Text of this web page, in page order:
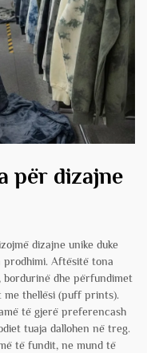
për dizajne
dizajne unike duke
Aftësitë tona
dhe përfundimet
me thellësi (puff prints).
të gjerë preferencash
tuaja dallohen në treg.
të fundit, ne mund të